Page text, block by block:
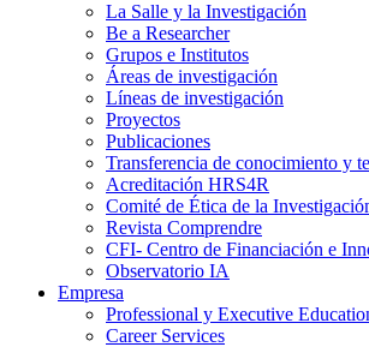
La Salle y la Investigación
Be a Researcher
Grupos e Institutos
Áreas de investigación
Líneas de investigación
Proyectos
Publicaciones
Transferencia de conocimiento y
Acreditación HRS4R
Comité de Ética de la
Revista Comprendre
CFI- Centro de Financiación e
Observatorio IA
Empresa
Professional y Executive
Career Services